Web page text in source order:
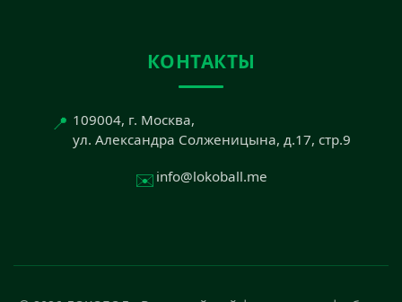
КОНТАКТЫ
📍 109004, г. Москва,
ул. Александра Солженицына, д.17, стр.9
✉️ info@lokoball.me